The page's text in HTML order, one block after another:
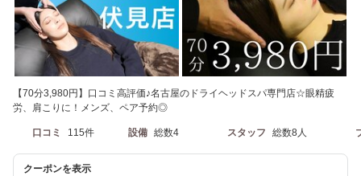
【70分3,980円】口コミ高評価♪名古屋のドライヘッドスパ専門店☆眼精疲
労、肩こりに！メンズ、ペア予約◎
口コミ 115件 設備 総数4 スタッフ 総数8人
クーポンを表示